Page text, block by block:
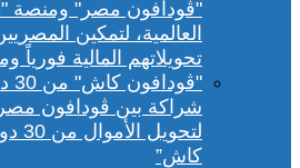
كاش”